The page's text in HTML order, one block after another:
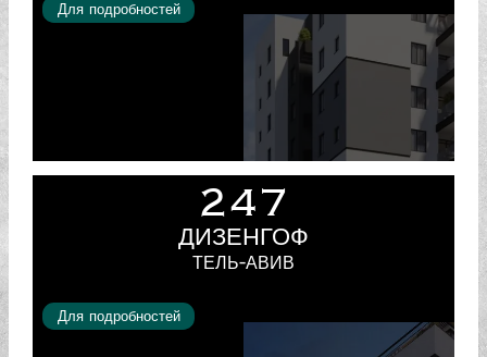
Для подробностей
247
ДИЗЕНГОФ
ТЕЛЬ-АВИВ
Для подробностей